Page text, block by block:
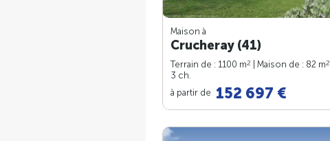
Maison à
Crucheray (41)
Terrain de : 1100 m2 | Maison de : 82 m2
3 ch.
à partir de 152 697 €